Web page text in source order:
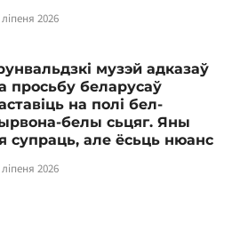
2026
музэй адказаў
просьбу беларусаў
на полі бел-
белы сьцяг. Яны
супраць, але ёсьць нюанс
ліпеня 2026